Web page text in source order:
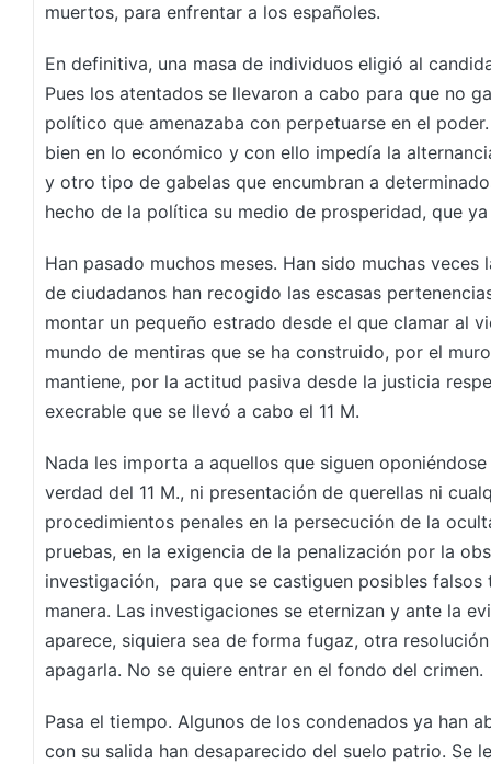
muertos, para enfrentar a los españoles.
En definitiva, una masa de individuos eligió al
Pues los atentados se llevaron a cabo para que no
político que amenazaba con perpetuarse en el
bien en lo económico y con ello impedía la
y otro tipo de gabelas que encumbran a
hecho de la política su medio de prosperidad, que
Han pasado muchos meses. Han sido muchas veces
de ciudadanos han recogido las escasas
montar un pequeño estrado desde el que clamar al
mundo de mentiras que se ha construido, por el
mantiene, por la actitud pasiva desde la justicia
execrable que se llevó a cabo el 11 M.
Nada les importa a aquellos que siguen
verdad del 11 M., ni presentación de querellas ni
procedimientos penales en la persecución de la
pruebas, en la exigencia de la penalización por la
investigación, para que se castiguen posibles falsos
manera. Las investigaciones se eternizan y ante la
aparece, siquiera sea de forma fugaz, otra
apagarla. No se quiere entrar en el fondo del crimen.
Pasa el tiempo. Algunos de los condenados ya han
con su salida han desaparecido del suelo patrio. Se